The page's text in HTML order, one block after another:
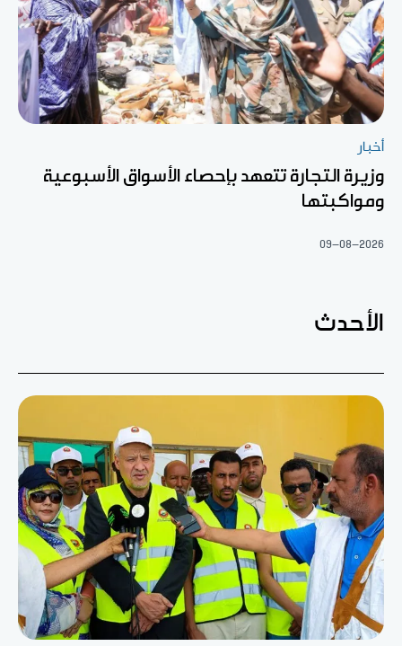
أخبار
وزيرة التجارة تتعهد بإحصاء الأسواق الأسبوعية
ومواكبتها
09-08-2026
الأحدث